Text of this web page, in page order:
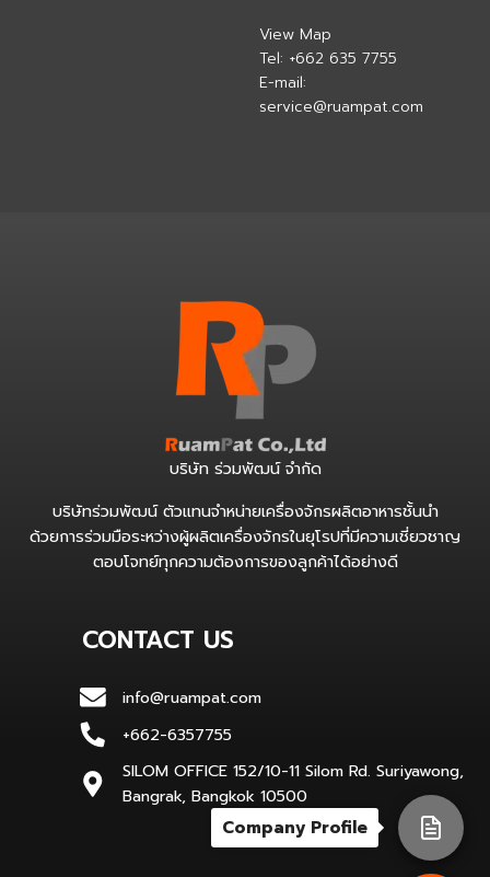
View Map
Tel: +662 635 7755
E-mail:
service@ruampat.com
บริษัท ร่วมพัฒน์ จำกัด
บริษัทร่วมพัฒน์ ตัวแทนจำหน่ายเครื่องจักรผลิตอาหารชั้นนำ
ด้วยการร่วมมือระหว่างผู้ผลิตเครื่องจักรในยุโรปที่มีความเชี่ยวชาญ
ตอบโจทย์ทุกความต้องการของลูกค้าได้อย่างดี
CONTACT US
info@ruampat.com
+662-6357755
SILOM OFFICE 152/10-11 Silom Rd. Suriyawong,
Bangrak, Bangkok 10500
Company Profile